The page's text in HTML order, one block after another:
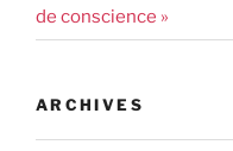
de conscience »
ARCHIVES